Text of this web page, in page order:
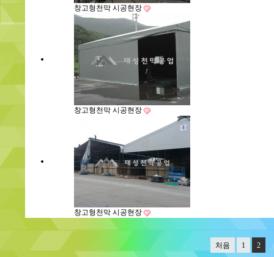
창고형천막 시공현장
창고형천막 시공현장
창고형천막 시공현장
처음 1 2